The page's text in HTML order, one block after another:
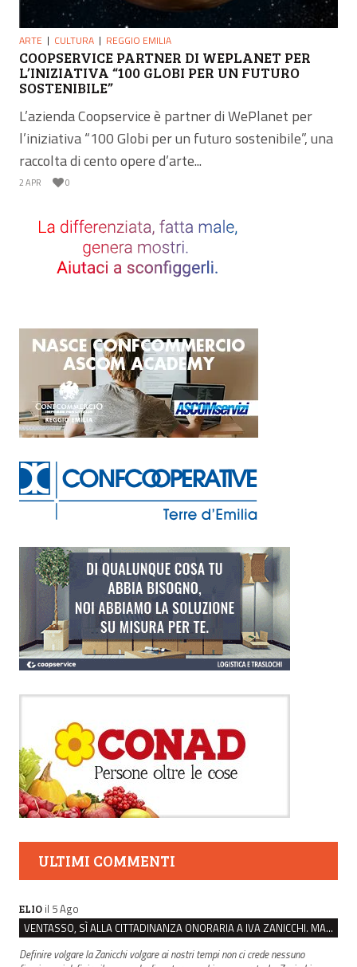
ARTE CULTURA REGGIO EMILIA
COOPSERVICE PARTNER DI WEPLANET PER
L’INIZIATIVA “100 GLOBI PER UN FUTURO
SOSTENIBILE”
L’azienda Coopservice è partner di WePlanet per
l’iniziativa “100 Globi per un futuro sostenibile”, una
raccolta di cento opere d’arte...
2 APR 0
ULTIMI COMMENTI
ELIO il 5 Ago
VENTASSO, SÌ ALLA CITTADINANZA ONORARIA A IVA ZANICCHI. MA BARGIACCHI: “È DI PESSIMO GUSTO”
Definire volgare la Zanicchi volgare ai nostri tempi non ci crede nessuno